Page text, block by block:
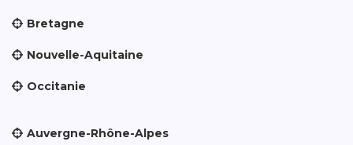
Bretagne
Nouvelle-Aquitaine
Occitanie
Auvergne-Rhône-Alpes